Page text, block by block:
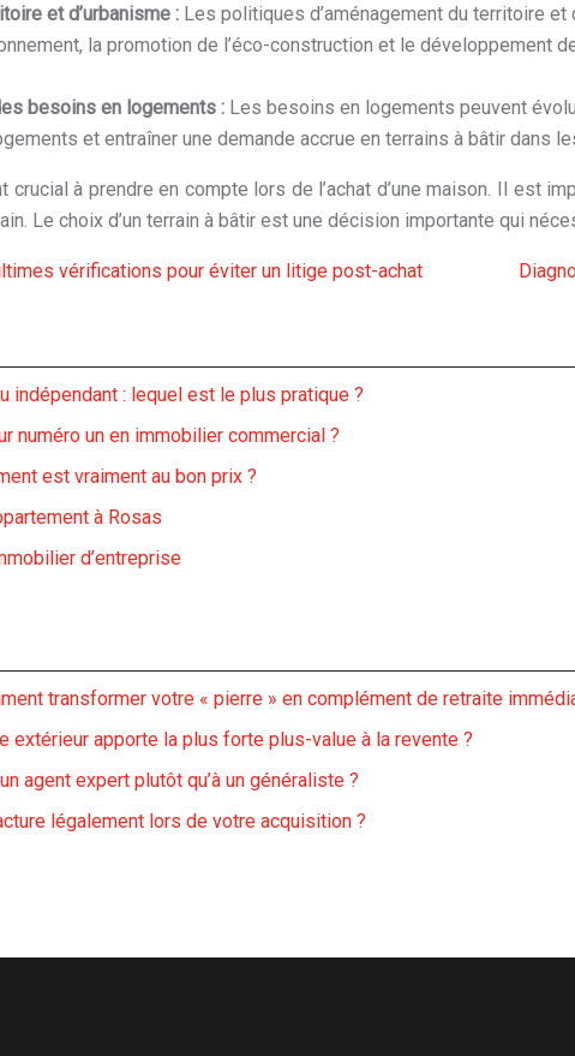
et d’urbanisme : Les politiques d’aménagement du territoire
la promotion de l’éco-construction et le
besoins en logements : Les besoins en logements peuvent
et entraîner une demande accrue en terrains à bâtir dans
à prendre en compte lors de l’achat d’une maison. Il est
Le choix d’un terrain à bâtir est une décision importante qui
vérifications pour éviter un litige post-achat
indépendant : lequel est le plus pratique ?
numéro un en immobilier commercial ?
est vraiment au bon prix ?
à Rosas
d’entreprise
transformer votre « pierre » en complément de retraite
extérieur apporte la plus forte plus-value à la revente ?
agent expert plutôt qu’à un généraliste ?
légalement lors de votre acquisition ?